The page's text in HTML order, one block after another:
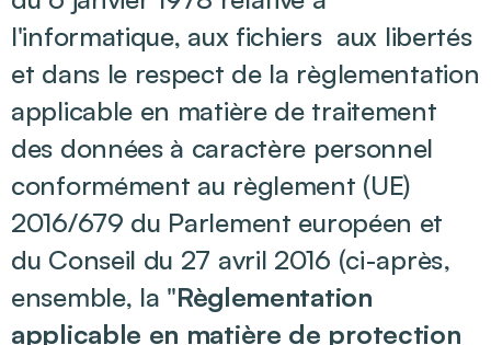
l'informatique, aux fichiers aux libertés
et dans le respect de la règlementation
applicable en matière de traitement
des données à caractère personnel
conformément au règlement (UE)
2016/679 du Parlement européen et
du Conseil du 27 avril 2016 (ci-après,
ensemble, la "Règlementation
applicable en matière de protection